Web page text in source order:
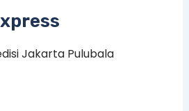
Jakarta Pulubala